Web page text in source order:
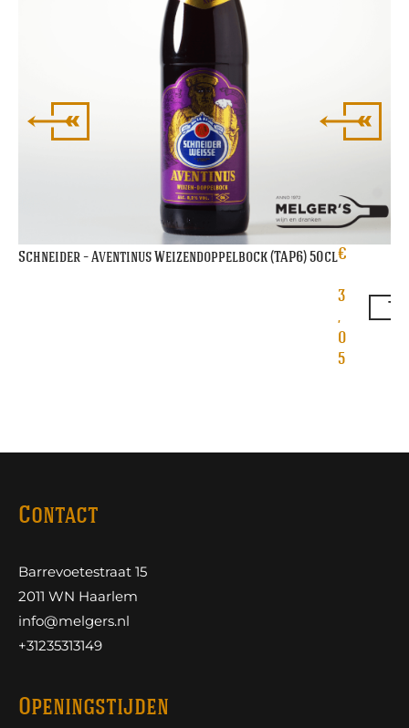
Schneider – Aventinus Weizendoppelbock (TAP6) 50cl€
3
,
0
5
Contact
Barrevoetestraat 15
2011 WN Haarlem
info@melgers.nl
+31235313149
Openingstijden